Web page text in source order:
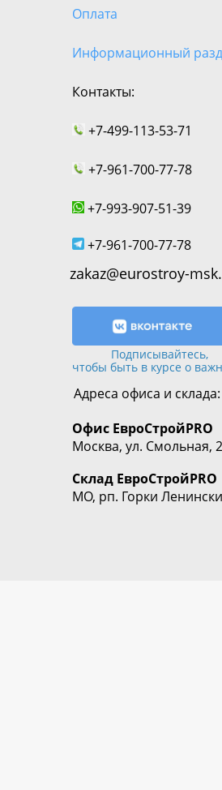
Оплата
Информационный
Контакты:
+7-499-113-53-71
+7-961-700-77-78
+7-993-907-51-39
+7-961-700-77-78
zakaz@eurostroy-
Подписывайтесь,
чтобы быть в курсе о
Адреса офиса и склада:
Офис ЕвроСтройPRO
Москва, ул. Смольная,
Склад ЕвроСтройPRO
МО, рп. Горки